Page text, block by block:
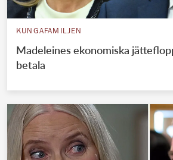
KUNGAFAMILJEN
Madeleines ekonomiska
betala